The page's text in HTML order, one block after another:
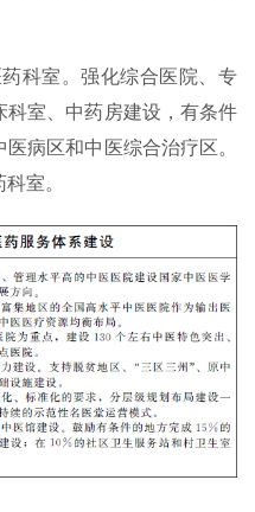
科室。强化综合医院、专
室、中药房建设，有条件
病区和中医综合治疗区。
室。